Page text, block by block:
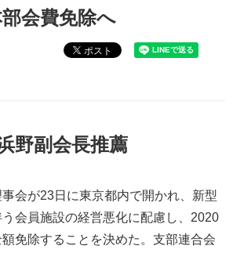
部会費免除へ
ポスト
野副会長推薦
会が23日に東京都内で開かれ、新型
会員施設の経営悪化に配慮し、2020
免除することを決めた。支部連合会